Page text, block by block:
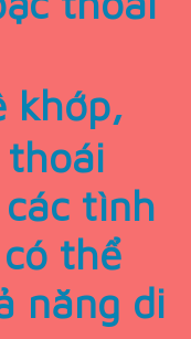
khớp,
tình
thể
năng di